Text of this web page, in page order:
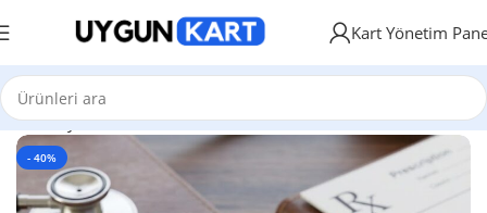
Kart Yönetim
Ana Sayfa NFC ve QR Kod Özellikli Kartlar
- 40%